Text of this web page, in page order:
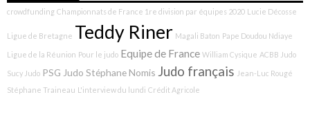
crowdfunding Championnats de France 1re division par équipes 2020 Lucie Décosse
Ligue de Bretagne Teddy Riner Magali Baton Pape Doudou Ndiaye
Ligue de la Réunion Pour le judo Equipe de France William Cysique ACBB Judo
Sucy Judo PSG Judo Stéphane Nomis Judo français Jean-Luc Rougé
Stéphane Traineau L'interview du lundi Crédit Agricole